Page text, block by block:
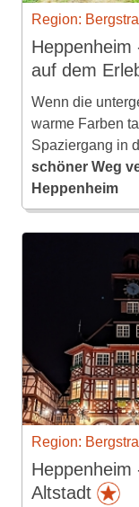
Region:
Heppenheim
auf dem
Wenn die
warme Farben
Spaziergang in
schöner Weg
Heppenheim
Region:
Altstadt